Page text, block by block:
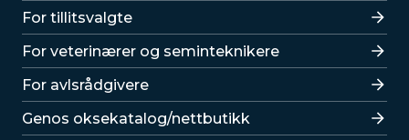
For tillitsvalgte
For veterinærer og seminteknikere
For avlsrådgivere
Lenker
Genos oksekatalog/nettbutikk